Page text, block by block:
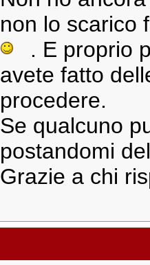
non lo scarico
. E proprio
avete fatto
procedere.
Se qualcuno
postandomi
Grazie a chi